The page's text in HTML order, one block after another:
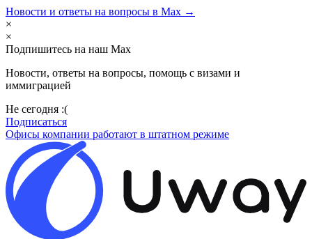
Новости и ответы на вопросы в Max →
×
×
Подпишитесь на наш Max
Новости, ответы на вопросы, помощь с визами и
иммиграцией
Не сегодня :(
Подписаться
Офисы компании работают в штатном режиме